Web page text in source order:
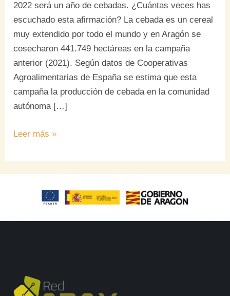
2022 será un año de cebadas. ¿Cuántas veces has
escuchado esta afirmación? La cebada es un cereal
muy extendido por todo el mundo y en Aragón se
cosecharon 441.749 hectáreas en la campaña
anterior (2021). Según datos de Cooperativas
Agroalimentarias de España se estima que esta
campaña la producción de cebada en la comunidad
autónoma […]
Leer más »